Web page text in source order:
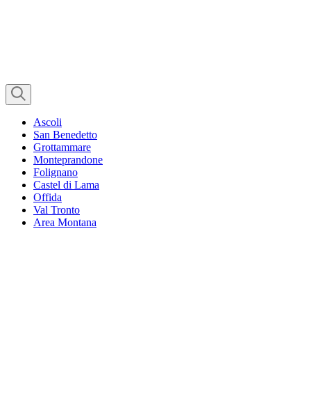
Ascoli
San Benedetto
Grottammare
Monteprandone
Folignano
Castel di Lama
Offida
Val Tronto
Area Montana